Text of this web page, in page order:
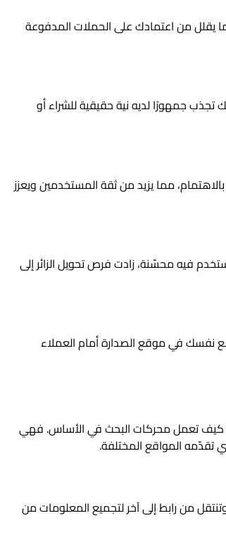
ما يقلل من اعتمادك على الحملات المدفوعة
جمهورًا لديه نية حقيقية للشراء أو
مما يزيد من ثقة المستخدمين ويعزز
فيه محسّنة، زادت فرص تحويل الزائر إلى
نفسك في موقع الصدارة أمام العملاء
كيف تعمل محركات البحث في الأساس. فهي
المواقع المختلفة.
من رابط إلى آخر لتجميع المعلومات من